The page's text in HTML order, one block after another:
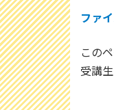
ファ
この
受講